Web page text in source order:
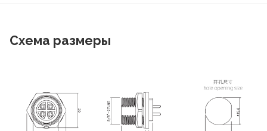
Схема размеры